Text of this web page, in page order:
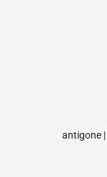
antigone |